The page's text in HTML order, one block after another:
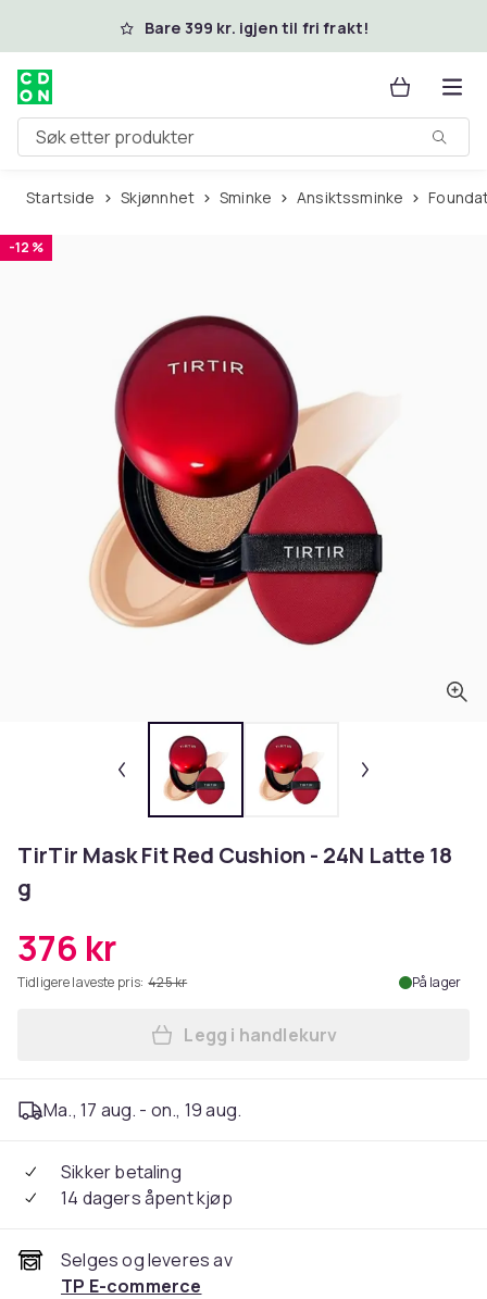
Hopp til hovedinnholdBare 399 kr. igjen til fri frakt!
Søk etter produkter
Startside Skjønnhet Sminke Ansiktssminke
-12 %
TirTir Mask Fit Red Cushion - 24N Latte 18
g
376 kr
Tidligere laveste pris: 425 kr På lager
Legg TirTir Mask Fit Red
Legg i handlekurv
Ma., 17 aug. - on., 19 aug.
Sikker betaling
14 dagers åpent kjøp
Selges og leveres av
TP E-commerce